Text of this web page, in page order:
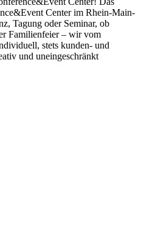
Center im Rhein-Main-
Tagung oder Seminar, ob
Familienfeier – wir vom
stets kunden- und
und uneingeschränkt